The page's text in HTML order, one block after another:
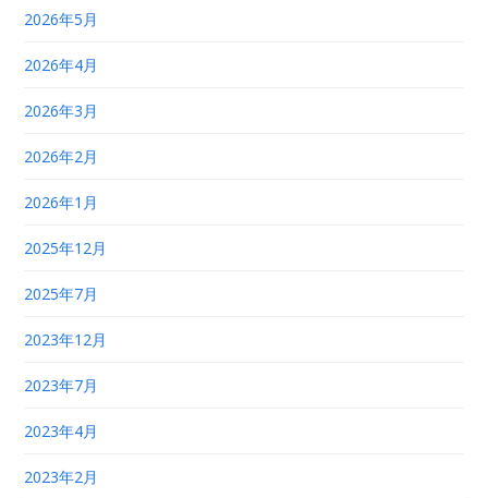
2026年5月
2026年4月
2026年3月
2026年2月
2026年1月
2025年12月
2025年7月
2023年12月
2023年7月
2023年4月
2023年2月